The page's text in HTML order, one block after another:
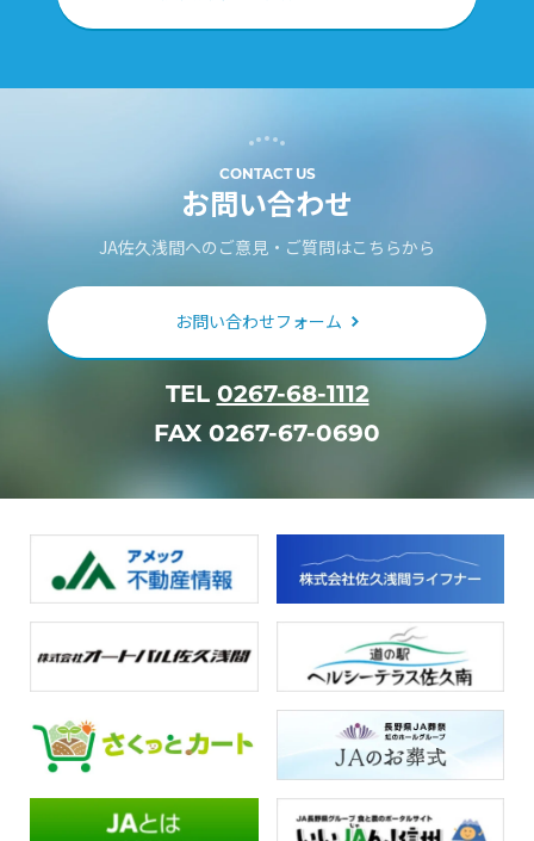
CONTACT US
お問い合わせ
JA佐久浅間へのご意見・ご質問はこちらから
お問い合わせフォーム
TEL 0267-68-1112
FAX 0267-67-0690